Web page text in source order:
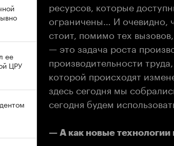
ресурсов, которые
ограничены… И очевидно,
стоит, помимо тех
— это задача роста
производительности
которой происходят
здесь сегодня мы
сегодня будем
— А как новые технологии
ее
ЦРУ